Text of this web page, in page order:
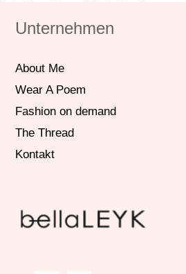
Unternehmen
About Me
Wear A Poem
Fashion on demand
The Thread
Kontakt